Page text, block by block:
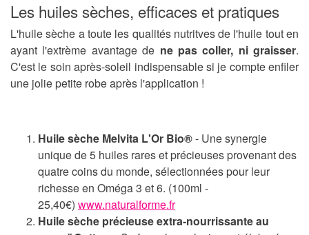
Les huiles sèches, efficaces et pratiques
L'huile sèche a toute les qualités nutritves de l'huile tout en
ayant l'extrème avantage de ne pas coller, ni graisser.
C'est le soin après-soleil indispensable si je compte enfiler
une jolie petite robe après l'application !
Huile sèche Melvita L'Or Bio®- Une synergie
unique de 5 huiles rares et précieuses provenant des
quatre coins du monde, sélectionnées pour leur
richesse en Oméga 3 et 6. (100ml -
25,40€) www.naturalforme.fr
Huile sèche précieuse extra-nourrissante au